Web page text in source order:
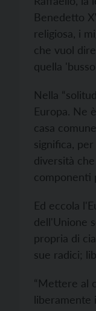
Benedetto
religiosa, i
che vuol
quella
Nella
Europa. Ne
casa
significa,
diversità
componenti
Ed eccola
dell'Unione
propria di
sue radici;
“Mettere al
liberamente